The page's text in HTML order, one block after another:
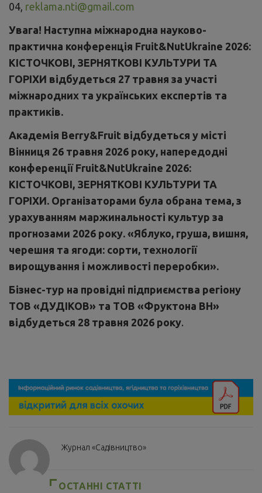
04, reklama.nti@gmail.com
Увага! Наступна міжнародна науково-
практична конференція Fruit&NutUkraine 2026:
КІСТОЧКОВІ, ЗЕРНЯТКОВІ КУЛЬТУРИ ТА
ГОРІХИ відбудеться 27 травня за участі
міжнародних та українських експертів та
практиків.
Академія Berry&Fruit відбудеться у місті
Вінниця 26 травня 2026 року, напередодні
конференціїFruit&NutUkraine 2026:
КІСТОЧКОВІ, ЗЕРНЯТКОВІ КУЛЬТУРИ ТА
ГОРІХИ. Організаторами була обрана тема, з
урахуванням маржинальності культур за
прогнозами 2026 року. «Яблуко, груша, вишня,
черешня та ягоди: сорти, технології
вирощування і можливості переробки».
Бізнес-тур на провідні підприємства регіону
ТОВ «ДУДІКОВ» та ТОВ «Фруктона ВН»
відбудеться 28 травня 2026 року.
Журнал «Садівництво»
ОСТАННІ СТАТТІ